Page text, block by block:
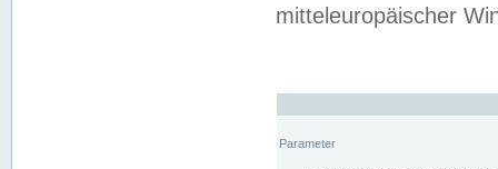
mitteleuropäischer
Parameter